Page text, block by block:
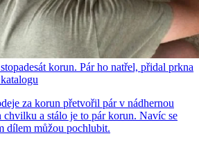
korun. Pár ho natřel, přidal prkna
za korun přetvořil pár v nádhernou
a stálo je to pár korun. Navíc se
dílem můžou pochlubit.